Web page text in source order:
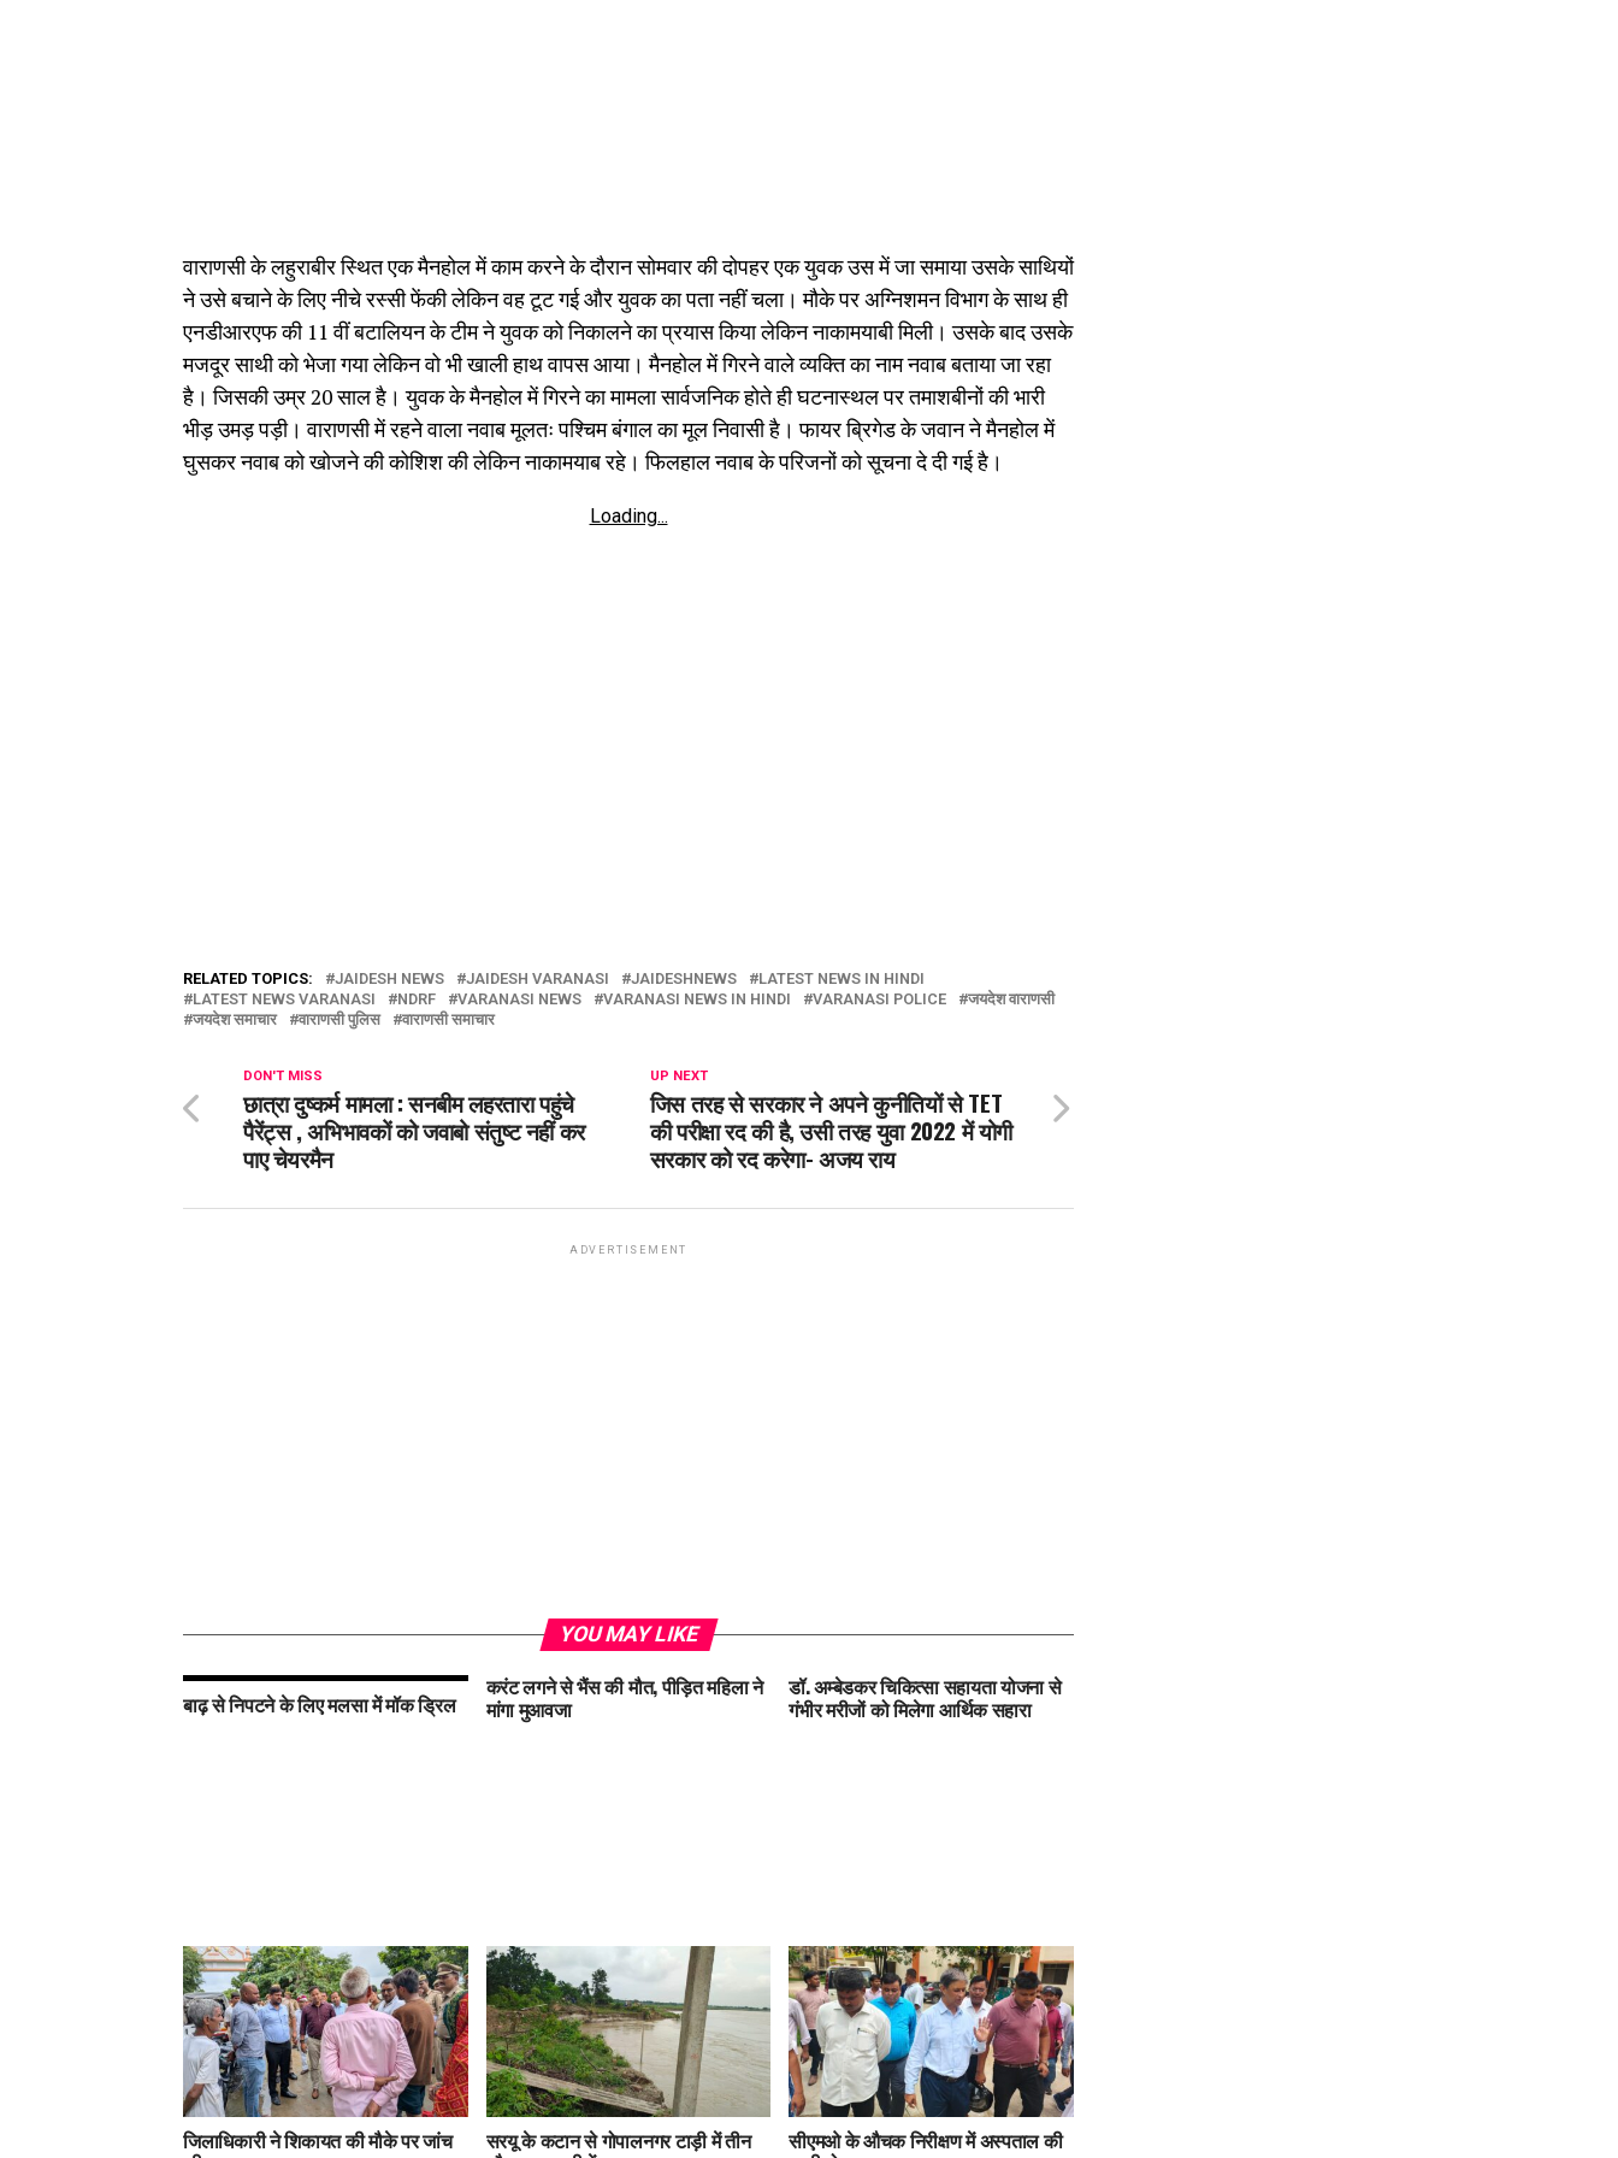
वाराणसी के लहुराबीर स्थित एक मैनहोल में काम करने के दौरान सोमवार की दोपहर एक युवक उस में जा समाया उसके साथियों
ने उसे बचाने के लिए नीचे रस्सी फेंकी लेकिन वह टूट गई और युवक का पता नहीं चला। मौके पर अग्निशमन विभाग के साथ ही
एनडीआरएफ की 11 वीं बटालियन के टीम ने युवक को निकालने का प्रयास किया लेकिन नाकामयाबी मिली। उसके बाद उसके
मजदूर साथी को भेजा गया लेकिन वो भी खाली हाथ वापस आया। मैनहोल में गिरने वाले व्यक्ति का नाम नवाब बताया जा रहा
है। जिसकी उम्र 20 साल है। युवक के मैनहोल में गिरने का मामला सार्वजनिक होते ही घटनास्थल पर तमाशबीनों की भारी
भीड़ उमड़ पड़ी। वाराणसी में रहने वाला नवाब मूलतः पश्चिम बंगाल का मूल निवासी है। फायर ब्रिगेड के जवान ने मैनहोल में
घुसकर नवाब को खोजने की कोशिश की लेकिन नाकामयाब रहे। फिलहाल नवाब के परिजनों को सूचना दे दी गई है।
Loading...
RELATED TOPICS: JAIDESH NEWS JAIDESH VARANASI JAIDESHNEWS
LATEST NEWS IN HINDI
LATEST NEWS VARANASI
NDRF VARANASI NEWS VARANASI NEWS IN HINDI VARANASI POLICE
जयदेश वाराणसी
जयदेश समाचार
वाराणसी पुलिस वाराणसी समाचार
UP NEXT
जिस तरह से सरकार ने अपने कुनीतियों से TET
की परीक्षा रद की है, उसी तरह युवा 2022 में योगी
सरकार को रद करेगा- अजय राय
DON'T MISS
छात्रा दुष्कर्म मामला : सनबीम लहरतारा पहुंचे
पैरेंट्स , अभिभावकों को जवाबो संतुष्ट नहीं कर
पाए चेयरमैन
ADVERTISEMENT
YOU MAY LIKE
बाढ़ से निपटने के लिए मलसा में मॉक ड्रिल
करंट लगने से भैंस की मौत, पीड़ित महिला ने
मांगा मुआवजा
डॉ. अम्बेडकर चिकित्सा सहायता योजना से
गंभीर मरीजों को मिलेगा आर्थिक सहारा
जिलाधिकारी ने शिकायत की मौके पर जांच सरयू के कटान से गोपालनगर टाड़ी में तीन सीएमओ के औचक निरीक्षण में अस्पताल की